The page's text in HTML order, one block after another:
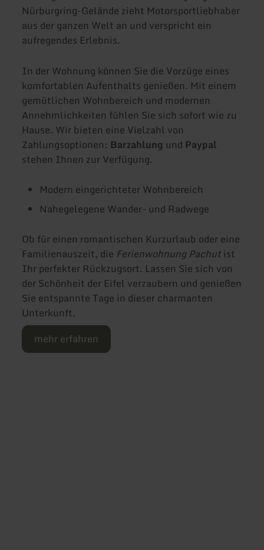
Nürburgring-Gelände zieht Motorsportliebhaber
aus der ganzen Welt an und verspricht ein
aufregendes Erlebnis.
In der Wohnung können Sie die Vorzüge eines
komfortablen Aufenthalts genießen. Mit einem
gemütlichen Wohnbereich und modernen
Annehmlichkeiten fühlen Sie sich sofort wie zu
Hause. Wir bieten eine Vielzahl von
Zahlungsoptionen: Barzahlung und Paypal
stehen Ihnen zur Verfügung.
Modern eingerichteter Wohnbereich
Nahegelegene Wander- und Radwege
Ob für einen romantischen Kurzurlaub oder eine
Familienauszeit, die Ferienwohnung Pachut ist
Ihr perfekter Rückzugsort. Lassen Sie sich von
der Schönheit der Eifel verzaubern und genießen
Sie entspannte Tage in dieser charmanten
Unterkunft.
mehr erfahren